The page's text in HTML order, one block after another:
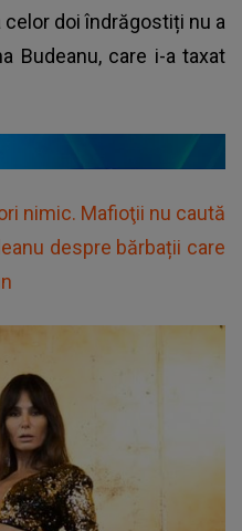
celor doi îndrăgostiți nu a
Budeanu, care i-a taxat
nimic. Mafioţii nu caută
despre bărbații care